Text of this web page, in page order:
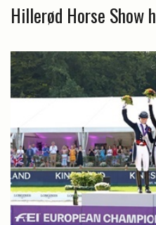
Hillerød Horse Show